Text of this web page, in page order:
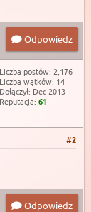
Odpowiedz
Liczba postów: 2,176
Liczba wątków: 14
Dołączył: Dec 2013
Reputacja: 61
#2
Odpowiedz